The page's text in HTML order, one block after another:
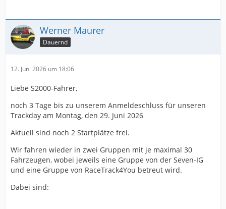
Werner Maurer
Dauernd
12. Juni 2026 um 18:06
Liebe S2000-Fahrer,
noch 3 Tage bis zu unserem Anmeldeschluss für unseren
Trackday am Montag, den 29. Juni 2026
Aktuell sind noch 2 Startplätze frei.
Wir fahren wieder in zwei Gruppen mit je maximal 30
Fahrzeugen, wobei jeweils eine Gruppe von der Seven-IG
und eine Gruppe von RaceTrack4You betreut wird.
Dabei sind: